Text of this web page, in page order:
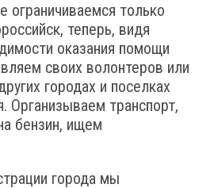
ограничиваемся только
теперь, видя
оказания помощи
своих волонтеров или
городах и поселках
Организываем транспорт,
бензин, ищем
города мы